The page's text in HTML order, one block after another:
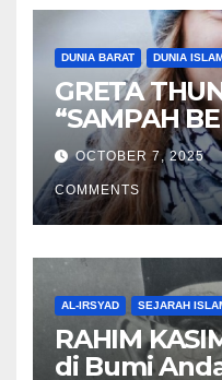
DUNIA BARAT DUNIA
GRETA
“SAMPAH
OCTOBER 7, 2025
COMMENTS
AL-IRSYAD SEJARAH
RAHIM
di Bumi